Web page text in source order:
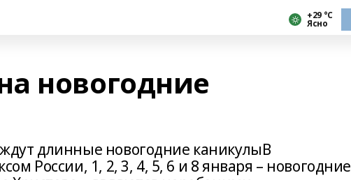
+29 °С
Ясно
новогодние
длинные новогодние каникулыВ
России, 1, 2, 3, 4, 5, 6 и 8 января – новогодние